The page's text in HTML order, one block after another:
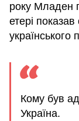
року Младен
етері
українського
Кому був
Україна.